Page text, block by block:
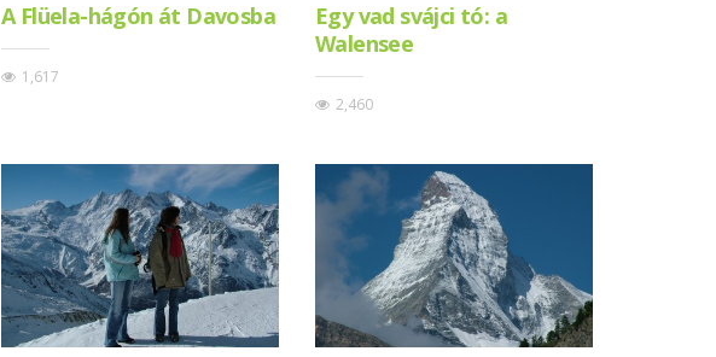
A Flüela-hágón át Davosba
1,617
Egy vad svájci tó: a
Walensee
2,460